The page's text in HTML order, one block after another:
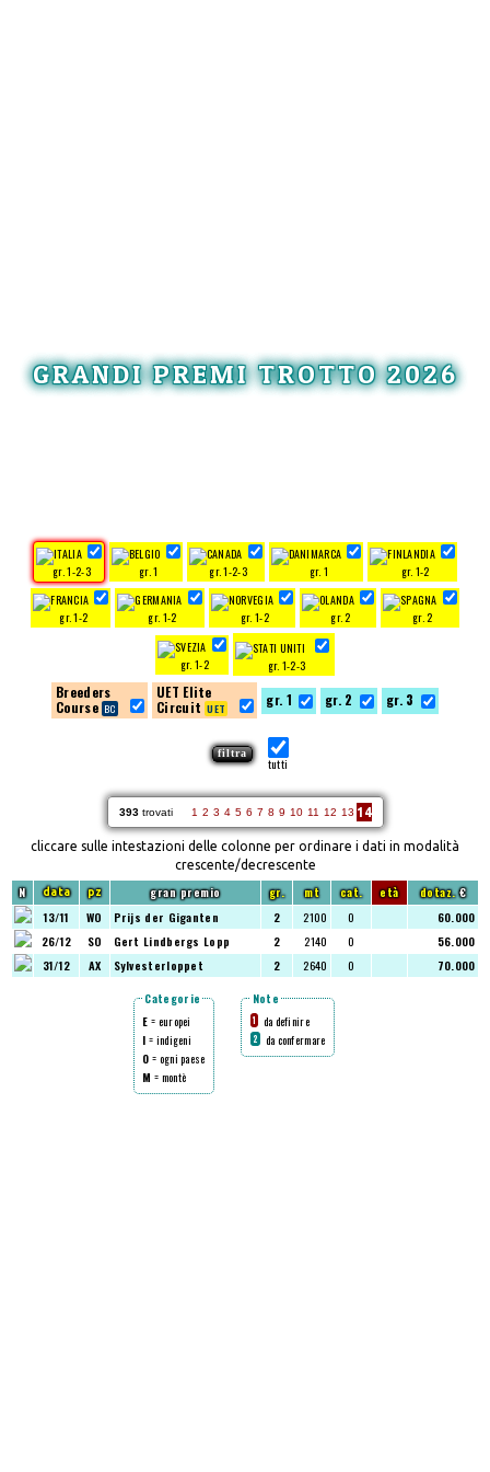
GRANDI PREMI TROTTO 2026
gr. 1-2-3 gr. 1 gr. 1-2-3 gr. 1 gr. 1-2
gr. 1-2 gr. 1-2 gr. 1-2 gr. 2 gr. 2
gr. 1-2 gr. 1-2-3
Breeders
Course
UET Elite
Circuit
gr. 1 gr. 2 gr. 3
tutti
393trovati 1 2 3 4 5 6 7 8 9 10 11 12 13 14
cliccare sulle intestazioni delle colonne per ordinare i dati in modalità
crescente/decrescente
N data pz gran premio gr. mt cat. età dotaz.€
13/11 WO Prijs der Giganten 2 2100 O
60.000
26/12
SO Gert Lindbergs Lopp 2 2140 O
56.000
31/12
AX Sylvesterloppet 2 2640 O 70.000
Categorie
E = europei
I = indigeni
O = ogni paese
M = montè
Note
1 da definire
2 da confermare